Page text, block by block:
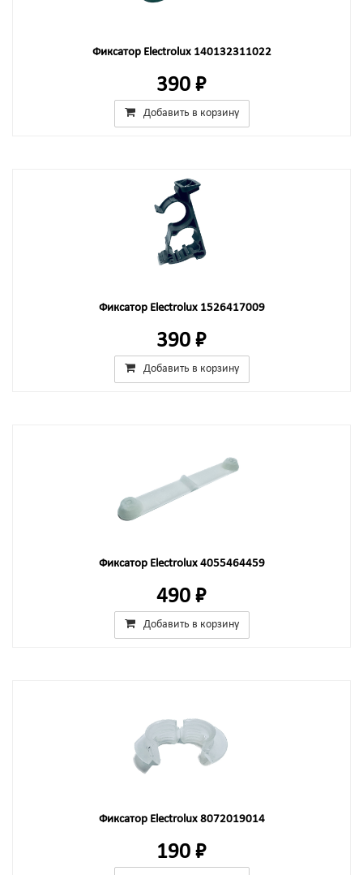
Фиксатор Electrolux 140132311022
390 ₽
Добавить в корзину
Фиксатор Electrolux 1526417009
390 ₽
Добавить в корзину
Фиксатор Electrolux 4055464459
490 ₽
Добавить в корзину
Фиксатор Electrolux 8072019014
190 ₽